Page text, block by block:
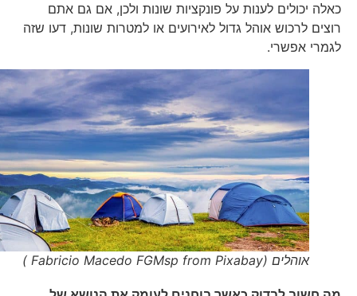
כאלה יכולים לענות על פונקציות שונות ולכן, אם גם אתם
רוצים לרכוש אוהל גדול לאירועים או למטרות שונות, דעו שזה
לגמרי אפשרי.
אוהלים (Fabricio Macedo FGMsp from Pixabay )